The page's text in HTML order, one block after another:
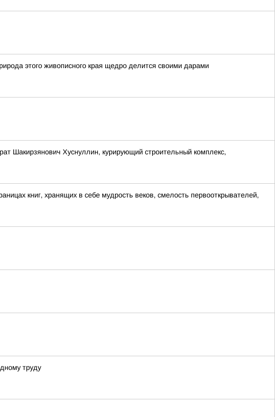
этого живописного края щедро делится своими дарами
Шакирзянович Хуснуллин, курирующий строительный комплекс,
книг, хранящих в себе мудрость веков, смелость первооткрывателей,
труду